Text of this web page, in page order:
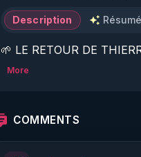
Description Résumé
🌱 LE RETOUR DE
🌱 LE MAGAZINE
http://rgnr.li/ymag
More
COMMENTS